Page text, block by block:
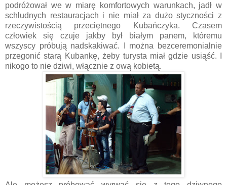
podróżował we w miarę komfortowych warunkach, jadł w
schludnych restauracjach i nie miał za dużo styczności z
rzeczywistością przeciętnego Kubańczyka. Czasem
człowiek się czuje jakby był białym panem, któremu
wszyscy próbują nadskakiwać. I można bezceremonialnie
przegonić starą Kubankę, żeby turysta miał gdzie usiąść. I
nikogo to nie dziwi, włącznie z ową kobietą.